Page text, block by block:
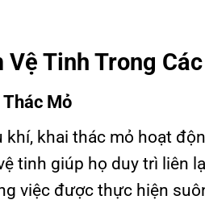
Tinh Trong
Mỏ
khí, khai thác mỏ hoạt
tinh giúp họ duy trì liên
việc được thực hiện